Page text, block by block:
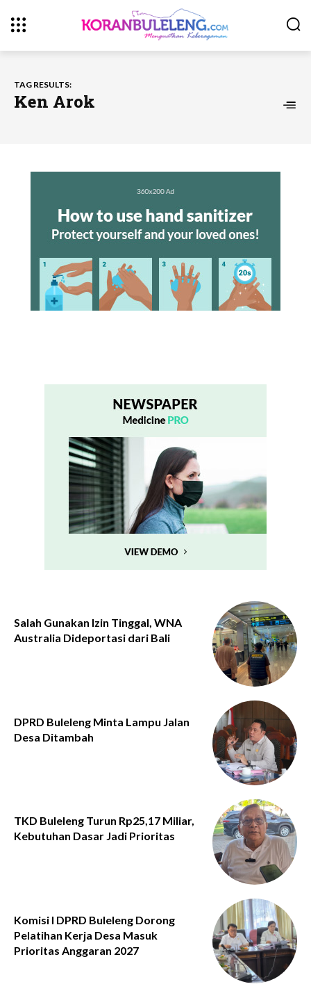
TAG RESULTS:
Ken Arok
Salah Gunakan Izin Tinggal, WNA
Australia Dideportasi dari Bali
DPRD Buleleng Minta Lampu Jalan
Desa Ditambah
TKD Buleleng Turun Rp25,17 Miliar,
Kebutuhan Dasar Jadi Prioritas
Komisi I DPRD Buleleng Dorong
Pelatihan Kerja Desa Masuk
Prioritas Anggaran 2027